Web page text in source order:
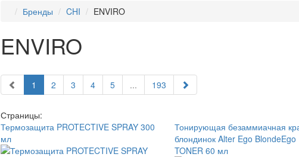
Бренды
CHI ENVIRO
ENVIRO
1 2 3 4 5 ... 193
Страницы:
Термозащита PROTECTIVE SPRAY 300
мл
Тонирующая безаммиачная
блондинок Alter Ego BlondeEgo
TONER 60 мл